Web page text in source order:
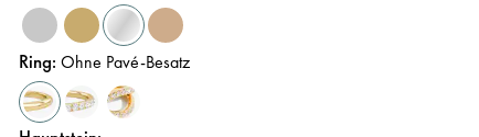
Ring:Ohne Pavé-Besatz